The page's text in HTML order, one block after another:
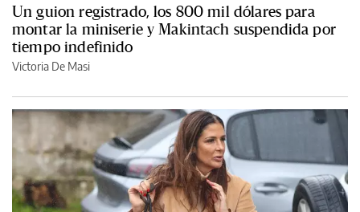
Un guion registrado, los 800 mil dólares para
montar la miniserie y Makintach suspendida por
tiempo indefinido
Victoria De Masi